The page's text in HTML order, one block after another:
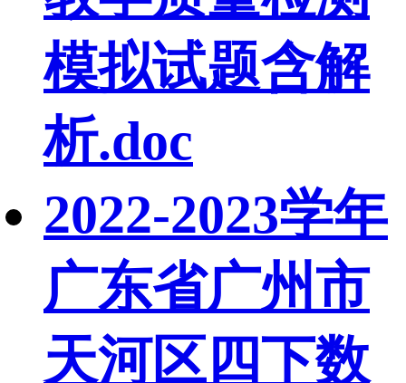
模拟试题含解
析.doc
2022-2023学年
广东省广州市
天河区四下数